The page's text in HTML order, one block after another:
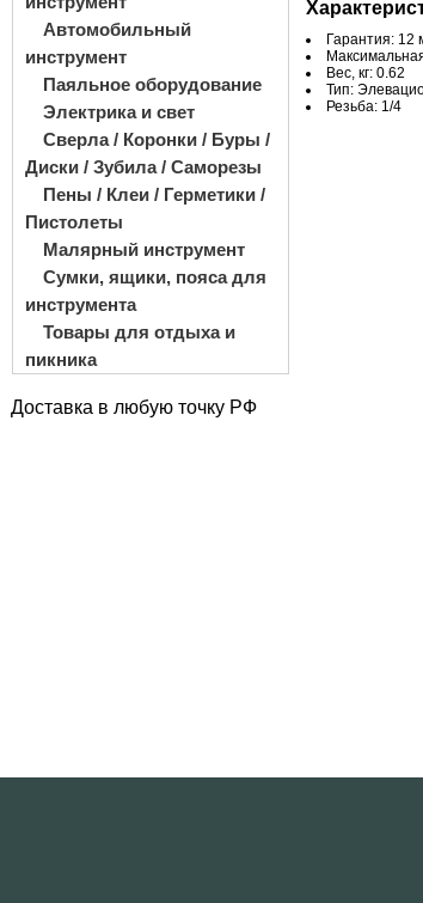
Автомобильный
инструмент
Паяльное оборудование
Электрика и свет
Сверла / Коронки / Буры /
Диски / Зубила / Саморезы
Пены / Клеи / Герметики /
Пистолеты
Малярный инструмент
Сумки, ящики, пояса для
инструмента
Товары для отдыха и
пикника
Доставка в любую точку РФ
Гарантия: 12
Вес, кг: 0.62
Тип:
Резьба: 1/4